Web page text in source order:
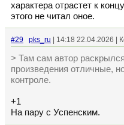
характера отрастет к
этого не читал оное.
#29 pks_ru | 14:18 22.04.2026 |
> Там сам автор
произведения отличные,
контроле.
+1
На пару с Успенским.